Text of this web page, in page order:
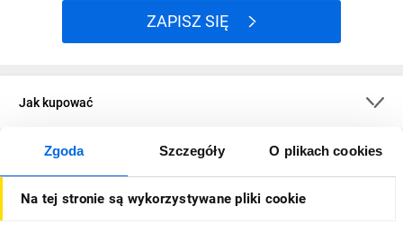
Zgoda Szczegóły O plikach cookies
Na tej stronie są wykorzystywane pliki cookie
ZAPISZ SIĘ
Jak kupować
O firmie